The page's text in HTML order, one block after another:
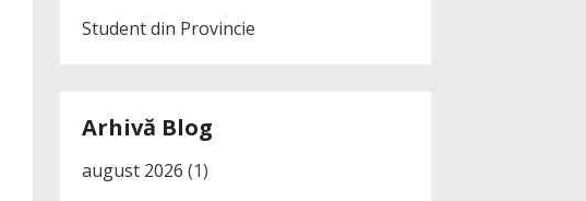
Student din Provincie
Arhivă Blog
august 2026 (1)